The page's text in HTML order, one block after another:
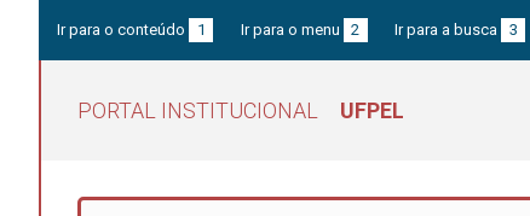
Ir para o conteúdo 1 Ir para o menu 2 Ir para a busca 3
PORTAL INSTITUCIONAL UFPEL